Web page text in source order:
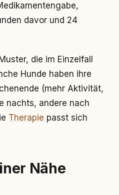
davor und 24
die im Einzelfall
Hunde haben ihre
(mehr Aktivität,
nachts, andere nach
Therapie passt sich
Nähe